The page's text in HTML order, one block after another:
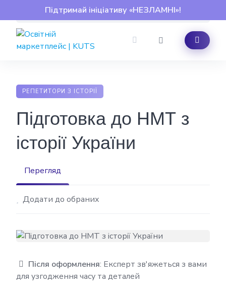
Підтримай ініціативу «НЕЗЛАМНІ»!
to
content
РЕПЕТИТОРИ З ІСТОРІЇ
Підготовка до НМТ з
історії України
Перегляд
Додати до обраних
Після оформлення: Експерт зв'яжеться з вами
для узгодження часу та деталей